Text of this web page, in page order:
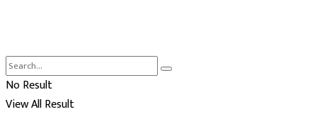
No Result
View All Result